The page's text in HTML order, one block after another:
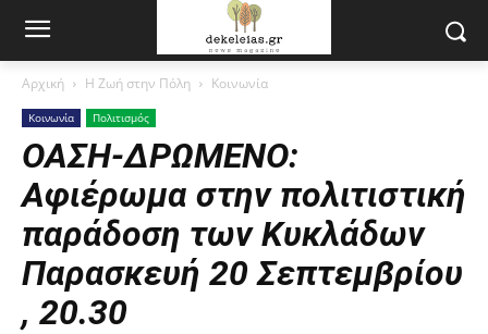
Αρχική Η Ζωή στην Πόλη Κοινωνία
Κοινωνία Πολιτισμός
ΟΑΣΗ-ΔΡΩΜΕΝΟ:
Αφιέρωμα στην πολιτιστική
παράδοση των Κυκλάδων
Παρασκευή 20 Σεπτεμβρίου
, 20.30